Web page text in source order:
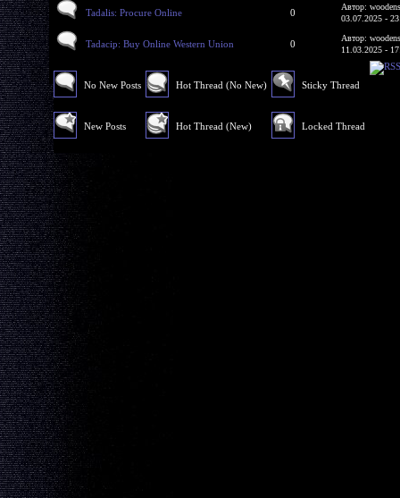
Tadalis: Procure Online 0
Автор:
03.07.2025 -
Tadacip: Buy Online Western Union 0
Автор:
11.03.2025 -
No New Posts
New Posts
Hot Thread (No New)
Hot Thread (New)
Sticky Thread
Locked Thread